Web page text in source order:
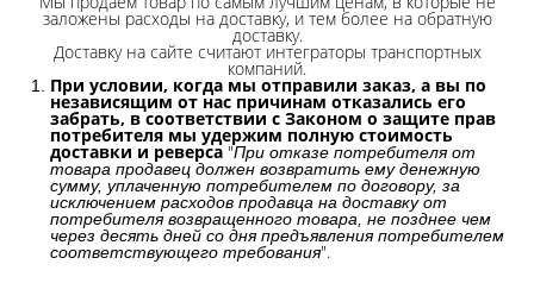
заложены расходы на доставку, и тем более на обратную
доставку.
Доставку на сайте считают интеграторы транспортных
компаний.
При условии, когда мы отправили заказ, а вы по
независящим от нас причинам отказались его
забрать, в соответствии с Законом о защите прав
потребителя мы удержим полную стоимость
доставки и реверса "При отказе потребителя от
товара продавец должен возвратить ему денежную
сумму, уплаченную потребителем по договору, за
исключением расходов продавца на доставку от
потребителя возвращенного товара, не позднее чем
через десять дней со дня предъявления потребителем
соответствующего требования".